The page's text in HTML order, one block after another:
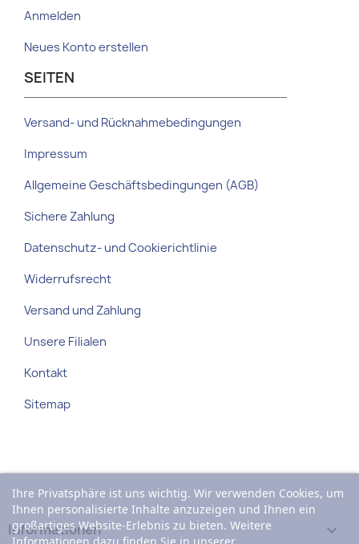
Anmelden
Neues Konto erstellen
SEITEN
Versand- und Rücknahmebedingungen
Impressum
Allgemeine Geschäftsbedingungen (AGB)
Sichere Zahlung
Datenschutz- und Cookierichtlinie
Widerrufsrecht
Versand und Zahlung
Unsere Filialen
Kontakt
Sitemap
Informationen 
Ihre Privatsphäre ist uns wichtig. Wir verwenden Cookies, um
Ihnen personalisierte Inhalte anzuzeigen und Ihnen ein
großartiges Website-Erlebnis zu bieten. Weitere